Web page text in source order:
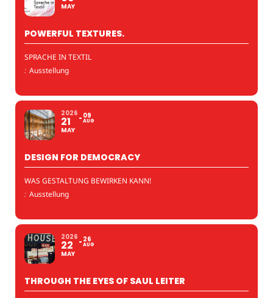
MAY
POWERFUL TEXTURES.
SPRACHE IN TEXTIL
: Ausstellung
2026
21
MAY
09
AUG
DESIGN FOR DEMOCRACY
WAS GESTALTUNG BEWIRKEN KANN!
: Ausstellung
2026
22
MAY
26
AUG
THROUGH THE EYES OF SAUL LEITER